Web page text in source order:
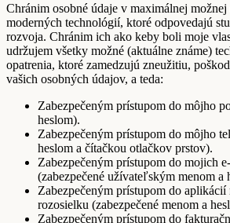
Chránim osobné údaje v maximálnej možnej
moderných technológií, ktoré odpovedajú
rozvoja. Chránim ich ako keby boli moje
udržujem všetky možné (aktuálne známe)
opatrenia, ktoré zamedzujú zneužitiu,
vašich osobných údajov, a teda:
Zabezpečeným prístupom do môjho
heslom).
Zabezpečeným prístupom do môjho
heslom a čítačkou otlačkov prstov).
Zabezpečeným prístupom do mojich
(zabezpečené užívateľským menom a
Zabezpečeným prístupom do aplikácií
rozosielku (zabezpečené menom a
Zabezpečeným prístupom do